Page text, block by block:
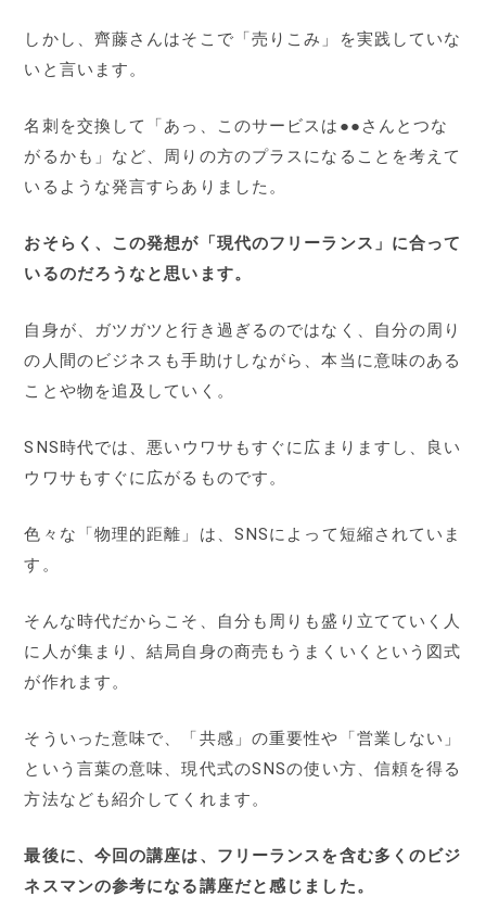
しかし、齊藤さんはそこで「売りこみ」を実践していな
いと言います。
名刺を交換して「あっ、このサービスは●●さんとつな
がるかも」など、周りの方のプラスになることを考えて
いるような発言すらありました。
おそらく、この発想が「現代のフリーランス」に合って
いるのだろうなと思います。
自身が、ガツガツと行き過ぎるのではなく、自分の周り
の人間のビジネスも手助けしながら、本当に意味のある
ことや物を追及していく。
SNS時代では、悪いウワサもすぐに広まりますし、良い
ウワサもすぐに広がるものです。
色々な「物理的距離」は、SNSによって短縮されていま
す。
そんな時代だからこそ、自分も周りも盛り立てていく人
に人が集まり、結局自身の商売もうまくいくという図式
が作れます。
そういった意味で、「共感」の重要性や「営業しない」
という言葉の意味、現代式のSNSの使い方、信頼を得る
方法なども紹介してくれます。
最後に、今回の講座は、フリーランスを含む多くのビジ
ネスマンの参考になる講座だと感じました。